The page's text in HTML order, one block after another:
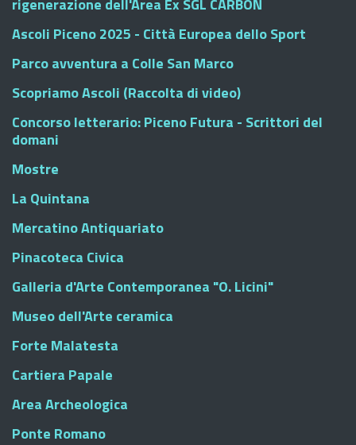
Ascoli Piceno 2025 - Città Europea dello Sport
Parco avventura a Colle San Marco
Scopriamo Ascoli (Raccolta di video)
Concorso letterario: Piceno Futura - Scrittori del
domani
Mostre
La Quintana
Mercatino Antiquariato
Pinacoteca Civica
Galleria d'Arte Contemporanea "O. Licini"
Museo dell'Arte ceramica
Forte Malatesta
Cartiera Papale
Area Archeologica
Ponte Romano